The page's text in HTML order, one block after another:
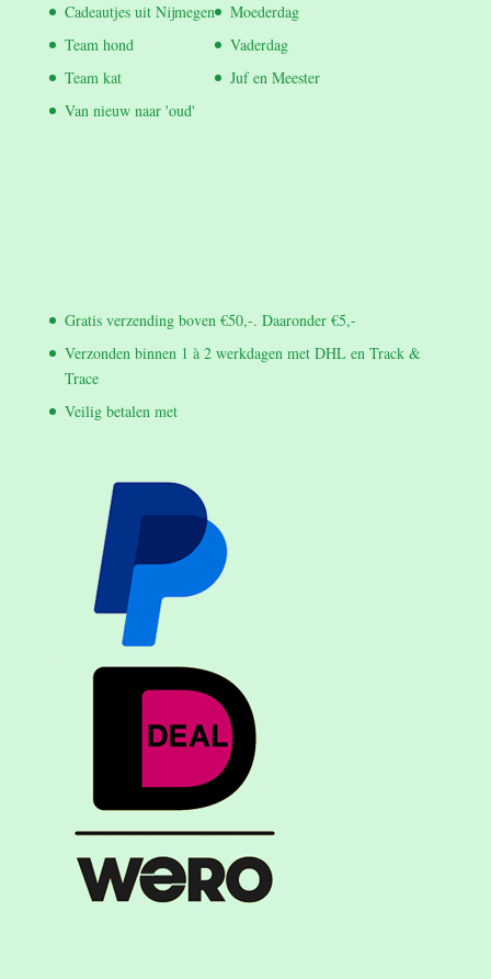
Cadeautjes uit Nijmegen
Team hond
Team kat
Van nieuw naar 'oud'
Moederdag
Vaderdag
Juf en Meester
Gratis verzending boven €50,-. Daaronder €5,-
Verzonden binnen 1 à 2 werkdagen met DHL en Track &
Trace
Veilig betalen met